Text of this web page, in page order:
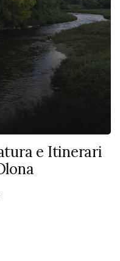
e Itinerari